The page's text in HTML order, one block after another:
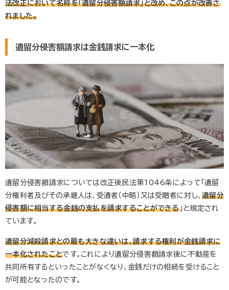
法改正において名称を「遺留分侵害額請求」と改め、この点が改善さ
れました。
遺留分侵害額請求は金銭請求に一本化
遺留分侵害額請求については改正後民法第1046条によって「遺留
分権利者及びその承継人は、受遺者（中略）又は受贈者に対し、遺留分
侵害額に相当する金銭の支払を請求することができる」と規定され
ています。
遺留分減殺請求との最も大きな違いは、請求する権利が金銭請求に
一本化されたことです。これにより遺留分侵害額請求後に不動産を
共同所有するといったことがなくなり、金銭だけの相続を受けること
が可能となったのです。